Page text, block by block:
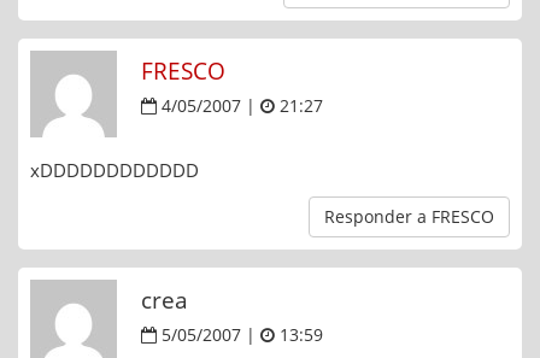
FRESCO
4/05/2007 | 21:27
xDDDDDDDDDDDD
Responder a FRESCO
crea
5/05/2007 | 13:59